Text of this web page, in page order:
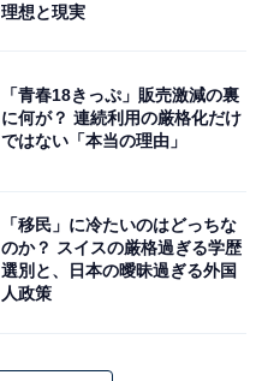
理想と現実
「青春18きっぷ」販売激減の裏
に何が？ 連続利用の厳格化だけ
ではない「本当の理由」
「移民」に冷たいのはどっちな
のか？ スイスの厳格過ぎる学歴
選別と、日本の曖昧過ぎる外国
人政策